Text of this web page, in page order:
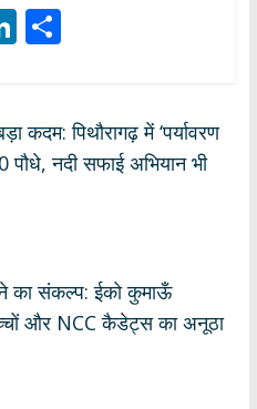
Li
e
dI
S
e
कदम: पिथौरागढ़ में ‘पर्यावरण
पौधे, नदी सफाई अभियान भी
का संकल्प: ईको कुमाऊँ
और NCC कैडेट्स का अनूठा